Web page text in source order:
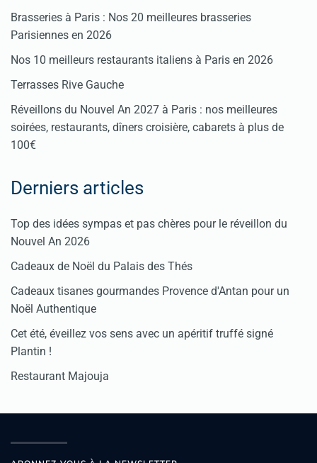
Brasseries à Paris : Nos 20 meilleures brasseries
Parisiennes en 2026
Nos 10 meilleurs restaurants italiens à Paris en 2026
Terrasses Rive Gauche
Réveillons du Nouvel An 2027 à Paris : nos meilleures
soirées, restaurants, dîners croisière, cabarets à plus de
100€
Derniers articles
Top des idées sympas et pas chères pour le réveillon du
Nouvel An 2026
Cadeaux de Noël du Palais des Thés
Cadeaux tisanes gourmandes Provence d'Antan pour un
Noël Authentique
Cet été, éveillez vos sens avec un apéritif truffé signé
Plantin !
Restaurant Majouja